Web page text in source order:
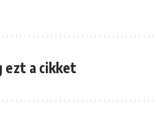
ezt a cikket